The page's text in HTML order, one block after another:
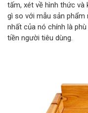
tấm, xét về hình thức và
gì so với mẫu sản phẩm
nhất của nó chính là
tiền người tiêu dùng.